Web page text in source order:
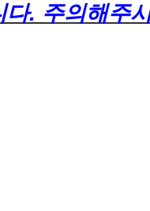
. 주의해주